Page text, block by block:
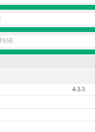
4-3-3